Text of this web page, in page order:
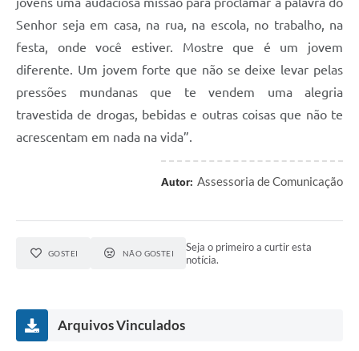
Senhor seja em casa, na rua, na escola, no trabalho, na
festa, onde você estiver. Mostre que é um jovem
diferente. Um jovem forte que não se deixe levar pelas
pressões mundanas que te vendem uma alegria
travestida de drogas, bebidas e outras coisas que não te
acrescentam em nada na vida”.
Autor: Assessoria de Comunicação
GOSTEI NÃO GOSTEI
Seja o primeiro a curtir esta
notícia.
Arquivos Vinculados